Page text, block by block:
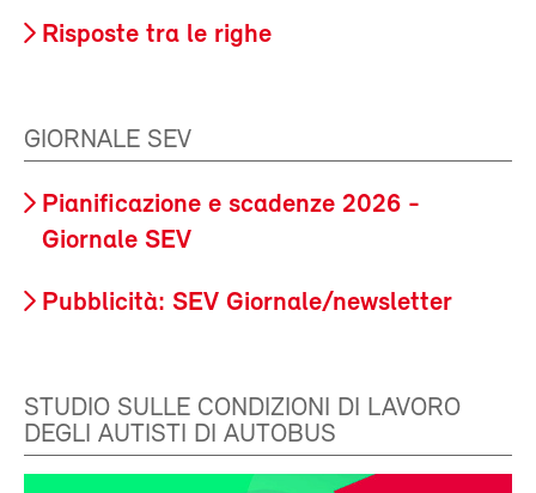
Risposte tra le righe
GIORNALE SEV
Pianificazione e scadenze 2026 -
Giornale SEV
Pubblicità: SEV Giornale/newsletter
STUDIO SULLE CONDIZIONI DI LAVORO
DEGLI AUTISTI DI AUTOBUS